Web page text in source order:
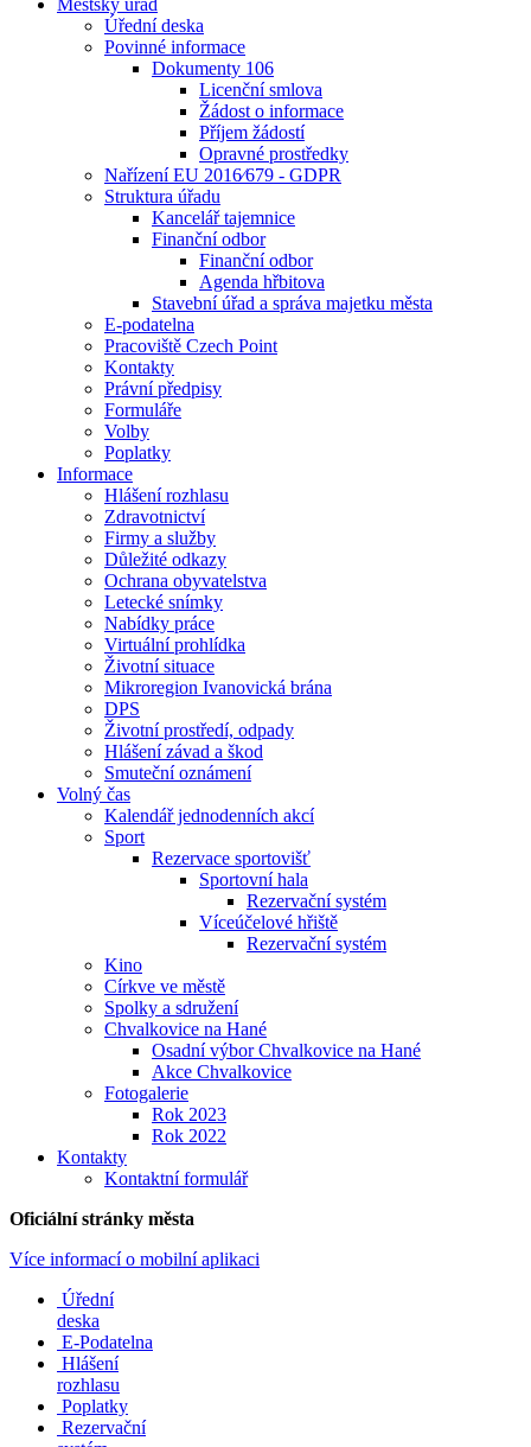
Městský úřad
Úřední deska
Povinné informace
Dokumenty 106
Licenční smlova
Žádost o informace
Příjem žádostí
Opravné prostředky
Nařízení EU 2016⁄679 - GDPR
Struktura úřadu
Kancelář tajemnice
Finanční odbor
Finanční odbor
Agenda hřbitova
Stavební úřad a správa majetku města
E-podatelna
Pracoviště Czech Point
Kontakty
Právní předpisy
Formuláře
Volby
Poplatky
Informace
Hlášení rozhlasu
Zdravotnictví
Firmy a služby
Důležité odkazy
Ochrana obyvatelstva
Letecké snímky
Nabídky práce
Virtuální prohlídka
Životní situace
Mikroregion Ivanovická brána
DPS
Životní prostředí, odpady
Hlášení závad a škod
Smuteční oznámení
Volný čas
Kalendář jednodenních akcí
Sport
Rezervace sportovišť
Sportovní hala
Rezervační systém
Víceúčelové hřiště
Rezervační systém
Kino
Církve ve městě
Spolky a sdružení
Chvalkovice na Hané
Osadní výbor Chvalkovice na Hané
Akce Chvalkovice
Fotogalerie
Rok 2023
Rok 2022
Kontakty
Kontaktní formulář
Oficiální stránky města
Více informací o mobilní aplikaci
Úřední
deska
E-Podatelna
Hlášení
rozhlasu
Poplatky
Rezervační